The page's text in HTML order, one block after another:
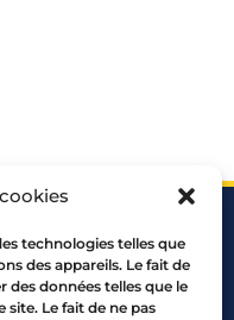
technologies telles que
des appareils. Le fait de
données telles que le
Le fait de ne pas